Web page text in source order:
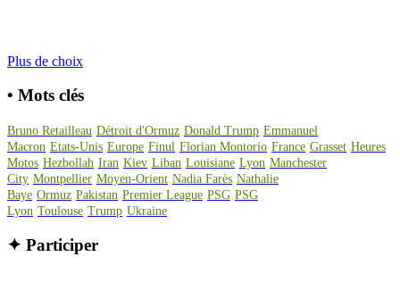
Plus de choix
• Mots clés
Bruno Retailleau Détroit d'Ormuz Donald Trump Emmanuel
Macron Etats-Unis Europe Finul Florian Montorio France Grasset Heures
Motos Hezbollah Iran Kiev Liban Louisiane Lyon Manchester
City Montpellier Moyen-Orient Nadia Farès Nathalie
Baye Ormuz Pakistan Premier League PSG PSG
Lyon Toulouse Trump Ukraine
✦ Participer